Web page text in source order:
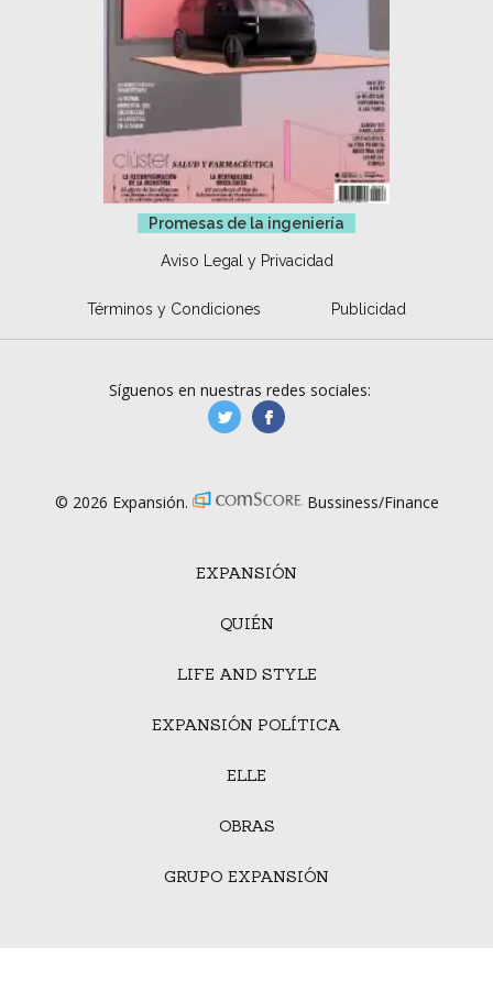
Promesas de la ingeniería
Aviso Legal y Privacidad
Términos y Condiciones Publicidad
EXPANSIÓN
QUIÉN
LIFE AND STYLE
EXPANSIÓN POLÍTICA
ELLE
OBRAS
GRUPO EXPANSIÓN
Síguenos en nuestras redes sociales:
manufacturaGE
© 2026 Expansión. Bussiness/Finance